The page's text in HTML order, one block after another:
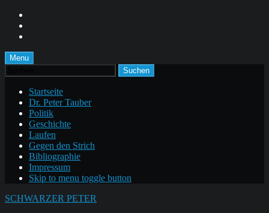
content
footer
Menu
Suchen
nach:
Startseite
Dr. Peter Tauber
Politik
Geschichte
Laufen
Gegen den Strich
Bibliographie
Impressum
Skip to menu toggle button
SCHWARZER PETER